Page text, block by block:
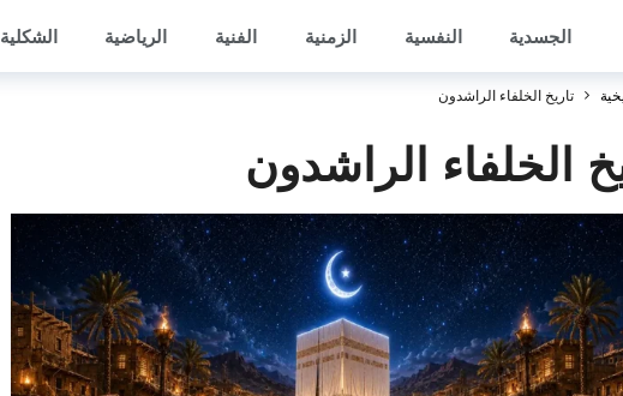
الجسدية النفسية الزمنية الفنية الرياضية الشكلية
تاريخ الخلفاء الراشدون
الخلفاء الراشدون